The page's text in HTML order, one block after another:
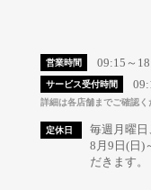
営業時間 09:15～
サービス受付時間
詳細は各店舗までご確認く
定休日
毎週月曜日
8月9日(日)
だきます。